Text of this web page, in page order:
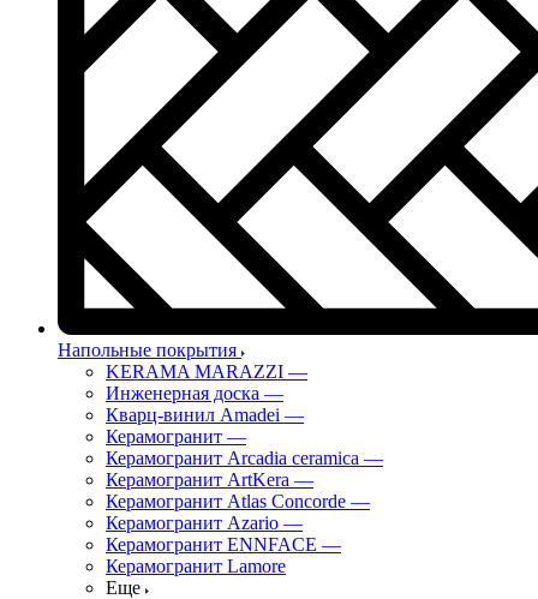
Напольные покрытия
KERAMA MARAZZI —
Инженерная доска —
Кварц-винил Amadei —
Керамогранит —
Керамогранит Arcadia ceramica —
Керамогранит ArtKera —
Керамогранит Atlas Concorde —
Керамогранит Azario —
Керамогранит ENNFACE —
Керамогранит Lamore
Еще